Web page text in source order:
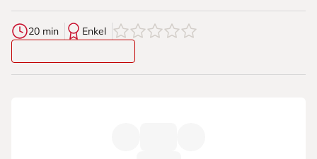
20 min Enkel 0av5stjerner